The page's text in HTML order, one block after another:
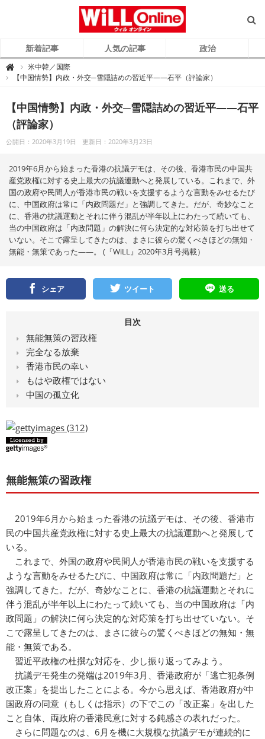
新着記事 人気の記事 政治

L
n
l
i
n
e
（
ウ
オ
ン
ラ
イ
ン
）
米中韓／国際
【中国情勢】内政・外交─雪隠詰めの習近平――石平（評論家）
【中国情勢】内政・外交─雪隠詰めの習近平――石平
（評論家）
公開日：2020年3月19日 更新日：2020年3月23日
2019年6月から始まった香港の抗議デモは、その後、香港市民の中国共
産党政権に対する史上最大の抗議運動へと発展している。これまで、外
国の政府や民間人が香港市民の戦いを支援するような言動をみせるたび
に、中国政府は常に「内政問題だ」と強調してきた。だが、奇妙なこと
に、香港の抗議運動とそれに伴う混乱が半年以上にわたって続いても、
当の中国政府は「内政問題」の解決に何ら決定的な対応策を打ち出せて
いない。そこで露呈してきたのは、まさに彼らの驚くべきほどの無知・
無能・無策であった――。 (『WiLL』2020年3月号掲載）
シェア ツイート 送る
目次
無能無策の習政権
完全なる放棄
香港市民の幸い
もはや政権ではない
中国の孤立化
無能無策の習政権
2019年6月から始まった香港の抗議デモは、その後、香港市
民の中国共産党政権に対する史上最大の抗議運動へと発展して
いる。
これまで、外国の政府や民間人が香港市民の戦いを支援する
ような言動をみせるたびに、中国政府は常に「内政問題だ」と
強調してきた。だが、奇妙なことに、香港の抗議運動とそれに
伴う混乱が半年以上にわたって続いても、当の中国政府は「内
政問題」の解決に何ら決定的な対応策を打ち出せていない。そ
こで露呈してきたのは、まさに彼らの驚くべきほどの無知・無
能・無策である。
習近平政権の杜撰な対応を、少し振り返ってみよう。
抗議デモ発生の発端は2019年3月、香港政府が「逃亡犯条例
改正案」を提出したことによる。今から思えば、香港政府が中
国政府の同意（もしくは指示）の下でこの「改正案」を出した
こと自体、両政府の香港民意に対する鈍感さの表れだった。
さらに問題なのは、6月を機に大規模な抗議デモが連続的に